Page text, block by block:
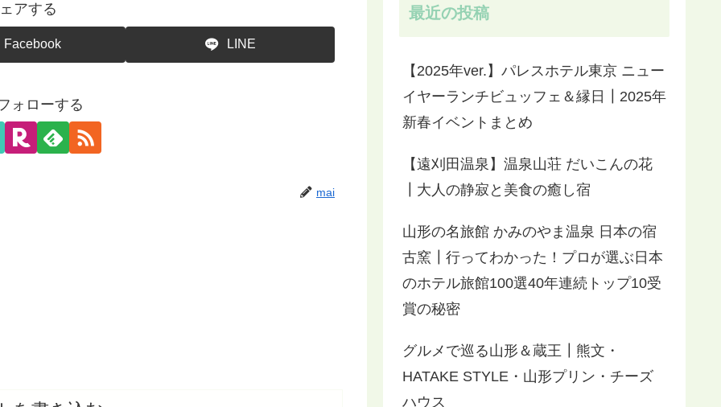
アする
Facebook LINE
ォローする
mai
最近の投稿
【2025年ver.】パレスホテル東京 ニュー
イヤーランチビュッフェ＆縁日┃2025年
新春イベントまとめ
【遠刈田温泉】温泉山荘 だいこんの花
┃大人の静寂と美食の癒し宿
山形の名旅館 かみのやま温泉 日本の宿
古窯┃行ってわかった！プロが選ぶ日本
のホテル旅館100選40年連続トップ10受
賞の秘密
グルメで巡る山形＆蔵王┃熊文・
HATAKE STYLE・山形プリン・チーズ
ハウス